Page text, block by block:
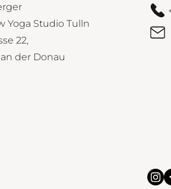
Yoga Studio Tulln
22,
der Donau